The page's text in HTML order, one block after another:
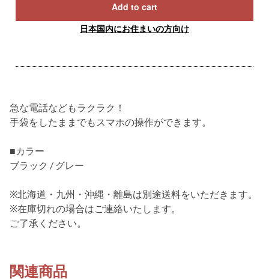
Add to cart
日本国内にお住まいの方向け
急な電話などもラクラク！
手袋をしたままでもスマホの操作ができます。
■カラー
ブラック / グレー
※北海道・九州・沖縄・離島は別途送料をいただきます。
※在庫切れの場合はご連絡いたします。
ご了承ください。
関連商品